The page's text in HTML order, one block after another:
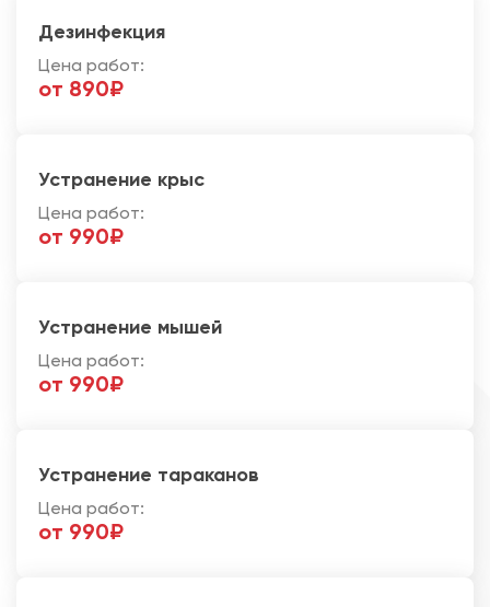
Дезинфекция
Цена работ:
от 890₽
Устранение крыс
Цена работ:
от 990₽
Устранение мышей
Цена работ:
от 990₽
Устранение тараканов
Цена работ:
от 990₽